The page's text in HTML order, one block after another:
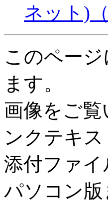
ネット)
このペー
ます。
画像をご
ンクテキ
添付ファ
パソコン